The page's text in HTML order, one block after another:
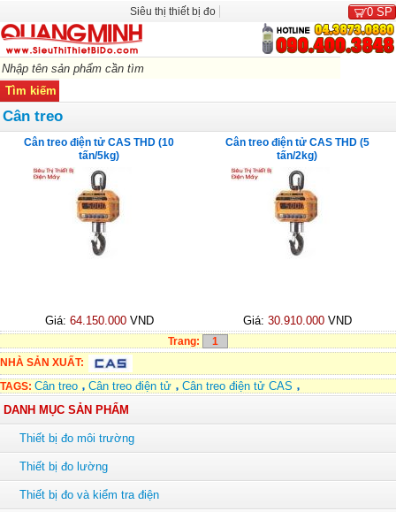
Siêu thị thiết bị đo 0 SP
Cân treo
Cân treo điện tử CAS THD (10
tấn/5kg)
Giá: 64.150.000VND
Cân treo điện tử CAS THD (5
tấn/2kg)
Giá: 30.910.000VND
Trang:
1
NHÀ SẢN XUẤT:
TAGS: Cân treo Cân treo điện tử
Cân treo điện tử CAS
DANH MỤC SẢN PHẨM
Thiết bị đo môi trường
Thiết bị đo lường
Thiết bị đo và kiểm tra điện